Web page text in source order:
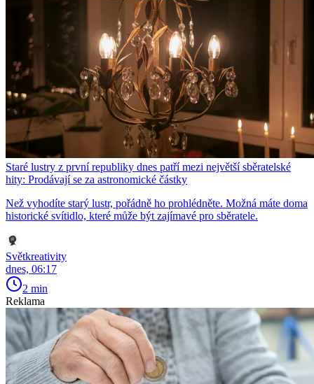
Staré lustry z první republiky dnes patří mezi největší sběratelské
hity: Prodávají se za astronomické částky
Než vyhodíte starý lustr, pořádně ho prohlédněte. Možná máte doma
historické svítidlo, které může být zajímavé pro sběratele.
Světkreativity
dnes, 06:17
2 min
Reklama